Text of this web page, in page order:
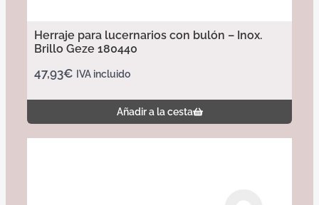
Herraje para lucernarios con bulón – Inox.
Brillo Geze 180440
47,93€ IVA incluido
Añadir a la cesta